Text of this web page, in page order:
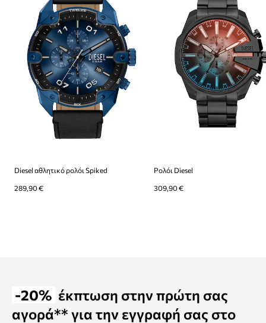
Diesel αθλητικό ρολόι Spiked
289,90 €
Ρολόι Diesel
309,90 €
-20% έκπτωση στην πρώτη σας
αγορά** για την εγγραφή σας στο